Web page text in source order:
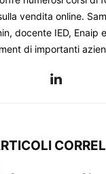
vendita online.
docente IED, Enaip
di importanti